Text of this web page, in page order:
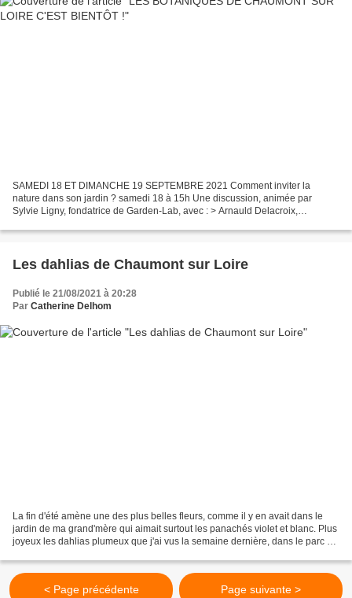
SAMEDI 18 ET DIMANCHE 19 SEPTEMBRE 2021 Comment inviter la
nature dans son jardin ? samedi 18 à 15h Une discussion, animée par
Sylvie Ligny, fondatrice de Garden-Lab, avec : > Arnauld Delacroix,
Les dahlias de Chaumont sur Loire
Publié le 21/08/2021 à 20:28
Par Catherine Delhom
La fin d'été amène une des plus belles fleurs, comme il y en avait dans le
jardin de ma grand'mère qui aimait surtout les panachés violet et blanc. Plus
joyeux les dahlias plumeux que j'ai vus la semaine dernière, dans le parc du
< Page précédente Page suivante >